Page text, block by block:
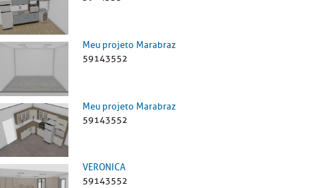
Meu projeto Marabraz
59143552
Meu projeto Marabraz
59143552
VERONICA
59143552